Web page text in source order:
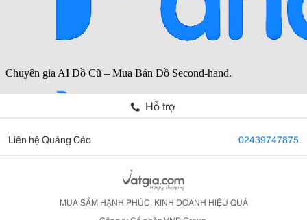
Hỗ trợ
Liên hệ Quảng Cáo 02439747875
MUA SẮM HẠNH PHÚC, KINH DOANH HIỆU QUẢ